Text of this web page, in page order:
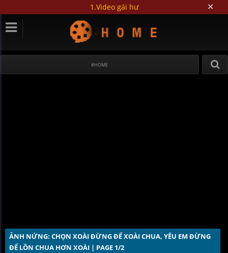
#HOME
ẢNH NỨNG: CHỌN XOÀI ĐỪNG ĐỂ XOÀI CHUA, YÊU EM ĐỪNG
ĐỂ LỒN CHUA HƠN XOÀI | PAGE 1/2
1.Video gái hư